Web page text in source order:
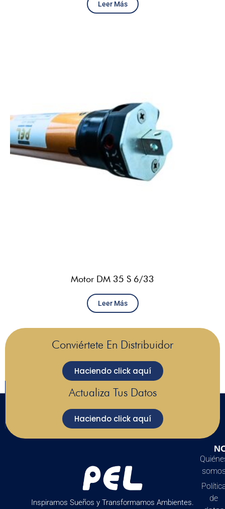
Leer Más
Motor DM 35 S 6/33
Leer Más
Conviértete En Distribuidor
Haciendo click aquí
Actualiza Tus Datos
Haciendo click aquí
Inspiramos Sueños y Transformamos Ambientes.
de